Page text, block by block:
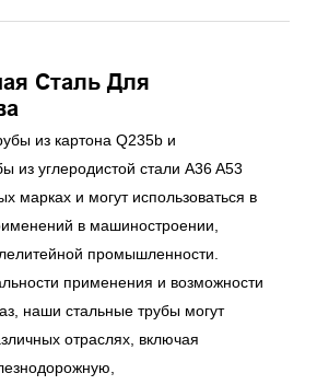
Сталь Для
из картона Q235b и
из углеродистой стали A36 A53
марках и могут использоваться в
в машиностроении,
промышленности.
применения и возможности
наши стальные трубы могут
отраслях, включая